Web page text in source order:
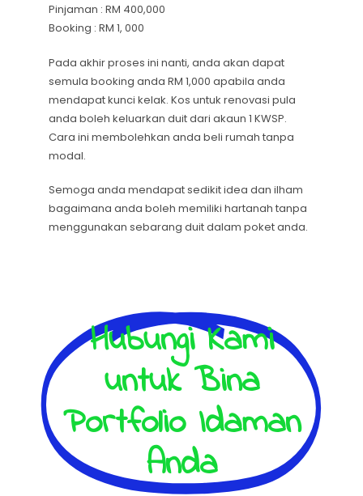
Pinjaman : RM 400,000
Booking : RM 1, 000
Pada akhir proses ini nanti, anda akan dapat
semula booking anda RM 1,000 apabila anda
mendapat kunci kelak. Kos untuk renovasi pula
anda boleh keluarkan duit dari akaun 1 KWSP.
Cara ini membolehkan anda beli rumah tanpa
modal.
Semoga anda mendapat sedikit idea dan ilham
bagaimana anda boleh memiliki hartanah tanpa
menggunakan sebarang duit dalam poket anda.
Hubungi Kami
untuk Bina
Portfolio Idaman
Anda